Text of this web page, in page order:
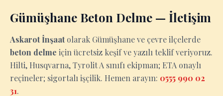
Gümüşhane Beton Delme — İletişim
Askarot İnşaatolarak Gümüşhane ve çevre ilçelerde
beton delme için ücretsiz keşif ve yazılı teklif veriyoruz.
Hilti, Husqvarna, Tyrolit A sınıfı ekipman; ETA onaylı
reçineler; sigortalı işçilik. Hemen arayın: 0555 990 02
31.